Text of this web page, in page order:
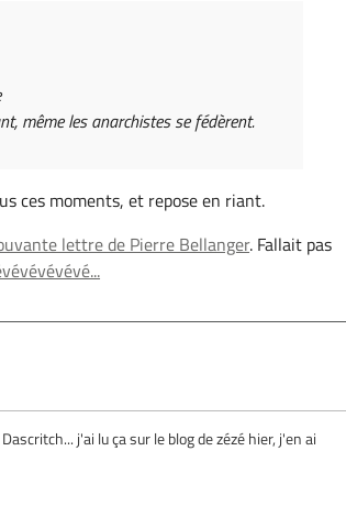
même les anarchistes se fédèrent.
ces moments, et repose en riant.
lettre de Pierre Bellanger. Fallait pas
j'ai lu ça sur le blog de zézé hier, j'en ai